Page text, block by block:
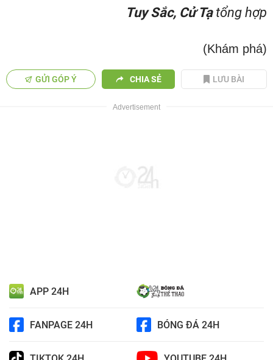
Tuy Sắc, Cử Tạtổng hợp
(Khám phá)
GỬI GÓP Ý CHIA SẺ LƯU BÀI
APP 24H
FANPAGE 24H BÓNG ĐÁ 24H